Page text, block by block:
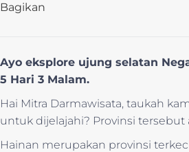
Bagikan
Ayo eksplore ujung selatan
5 Hari 3 Malam.
Hai Mitra Darmawisata, taukah
untuk dijelajahi? Provinsi
Hainan merupakan provinsi